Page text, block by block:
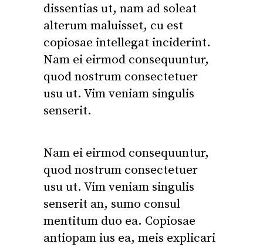
dissentias ut, nam ad soleat
alterum maluisset, cu est
copiosae intellegat inciderint.
Nam ei eirmod consequuntur,
quod nostrum consectetuer
usu ut. Vim veniam singulis
senserit.
Nam ei eirmod consequuntur,
quod nostrum consectetuer
usu ut. Vim veniam singulis
senserit an, sumo consul
mentitum duo ea. Copiosae
antiopam ius ea, meis explicari